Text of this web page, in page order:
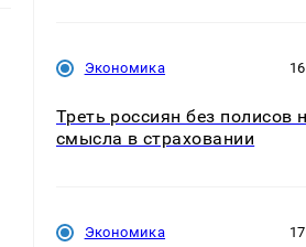
Экономика
Треть россиян без полисов
смысла в страховании
Экономика